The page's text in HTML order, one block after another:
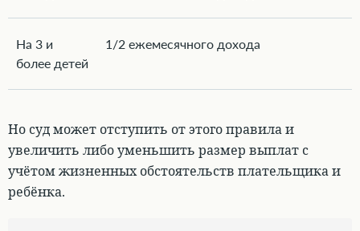
На 3 и
более детей
1/2 ежемесячного дохода
Но суд может отступить от этого правила и
увеличить либо уменьшить размер выплат с
учётом жизненных обстоятельств плательщика и
ребёнка.